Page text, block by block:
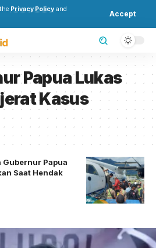
Privacy Policy and
Accept
Papua Lukas
Kasus
Papua
Saat Hendak